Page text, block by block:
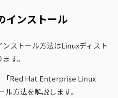
インストール
ストール方法はLinuxディスト
す。
「Red Hat Enterprise Linux
方法を解説します。